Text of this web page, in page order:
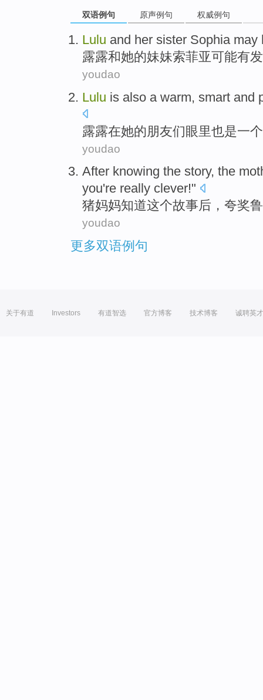
双语例句 原声例句 权威例句
Lulu and her sister Sophia may
露露和她的妹妹索菲亚可能有
youdao
Lulu is also a warm, smart and
露露在她的 朋友们眼里也是一个
youdao
After knowing the story, the
you're really clever!"
猪妈妈知道这个故事后，夸奖
youdao
更多双语例句
关于有道 Investors 有道智选 官方博客 技术博客 诚聘英才